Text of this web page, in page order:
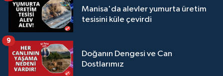
Manisa'da alevler yumurta üretim
tesisini küle çevirdi
Doğanın Dengesi ve Can
Dostlarımız
9